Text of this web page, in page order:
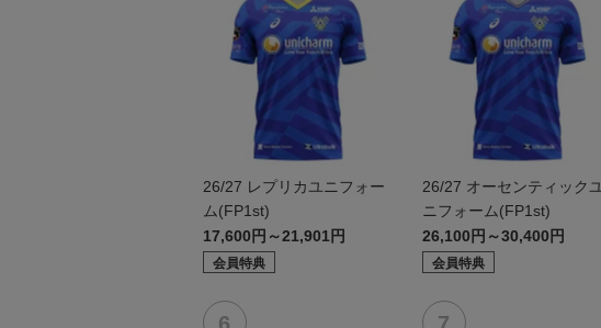
26/27 レプリカユニフォー
ム(FP1st)
17,600円～21,901円
会員特典
26/27 オーセンティックユ
ニフォーム(FP1st)
26,100円～30,400円
会員特典